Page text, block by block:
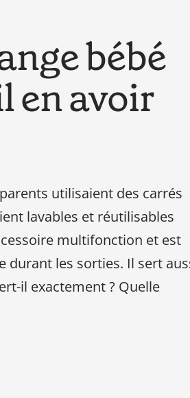
dont
vous
avez
besoin
pour
votre
enfant,
la
grossesse
bébé
en avoir
utilisaient des carrés
lavables et réutilisables
multifonction et est
durant les sorties. Il sert
il exactement ? Quelle